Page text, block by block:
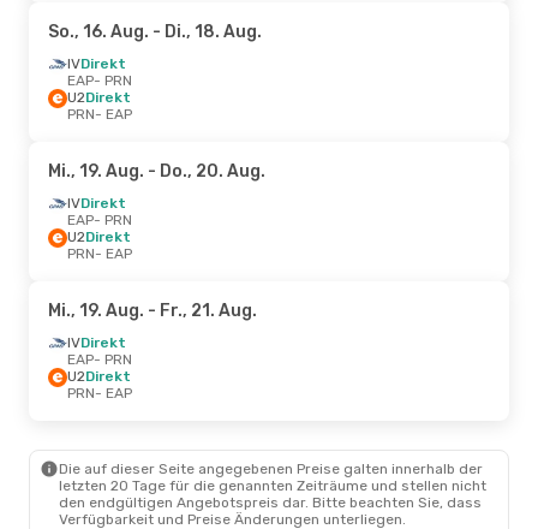
So., 16. Aug. - Di., 18. Aug.
IVDirekt
EAP- PRN
U2Direkt
PRN- EAP
Mi., 19. Aug. - Do., 20. Aug.
IVDirekt
EAP- PRN
U2Direkt
PRN- EAP
Mi., 19. Aug. - Fr., 21. Aug.
IVDirekt
EAP- PRN
U2Direkt
PRN- EAP
Die auf dieser Seite angegebenen Preise galten innerhalb der
letzten 20 Tage für die genannten Zeiträume und stellen nicht
den endgültigen Angebotspreis dar. Bitte beachten Sie, dass
Verfügbarkeit und Preise Änderungen unterliegen.